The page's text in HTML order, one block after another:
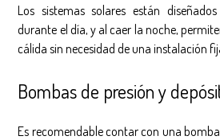
Los sistemas solares están
durante el día, y al caer la noche,
cálida sin necesidad de una instalación
Bombas de presión y
Es recomendable contar con una